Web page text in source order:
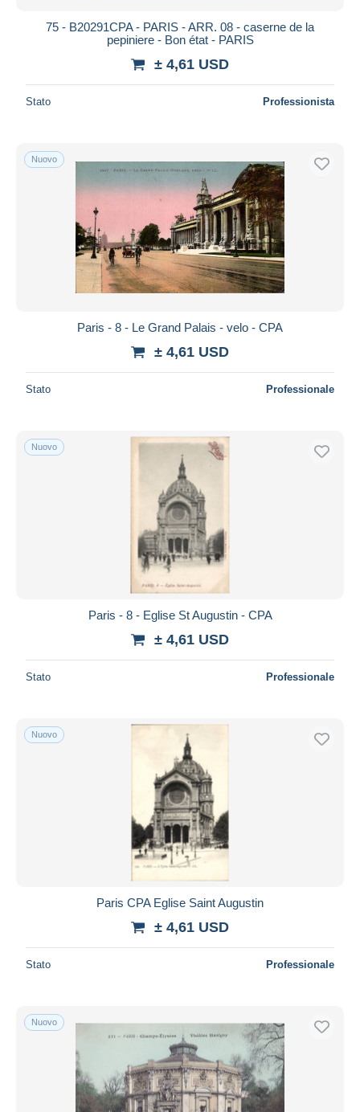
75 - B20291CPA - PARIS - ARR. 08 - caserne de la
pepiniere - Bon état - PARIS
± 4,61 USD
Stato Professionista
Nuovo
Paris - 8 - Le Grand Palais - velo - CPA
± 4,61 USD
Stato Professionale
Nuovo
Paris - 8 - Eglise St Augustin - CPA
± 4,61 USD
Stato Professionale
Nuovo
Paris CPA Eglise Saint Augustin
± 4,61 USD
Stato Professionale
Nuovo